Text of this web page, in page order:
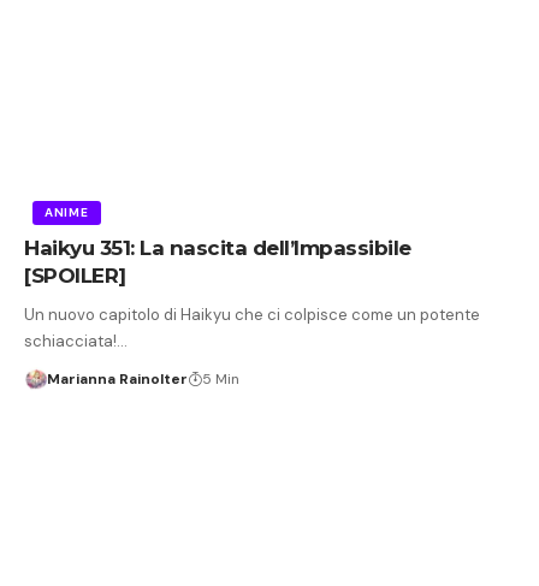
ANIME
Haikyu 351: La nascita dell’Impassibile
[SPOILER]
Un nuovo capitolo di Haikyu che ci colpisce come un potente
schiacciata!…
Marianna Rainolter 5 Min